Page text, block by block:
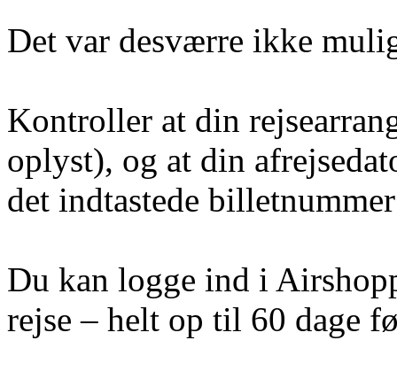
Det var desværre ikke
Kontroller at din
oplyst), og at din
det indtastede
Du kan logge ind i
rejse – helt op til 60 dage